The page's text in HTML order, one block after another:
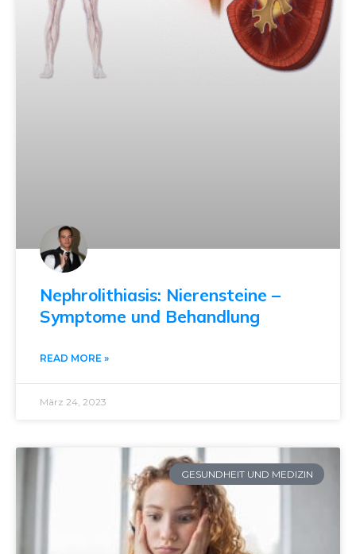
Nephrolithiasis: Nierensteine –
Symptome und Behandlung
READ MORE »
März 24, 2023
GESUNDHEIT UND MEDIZIN